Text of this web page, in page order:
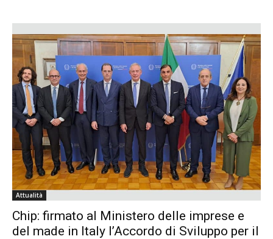
Attualità
Chip: firmato al Ministero delle imprese e
del made in Italy l’Accordo di Sviluppo per il